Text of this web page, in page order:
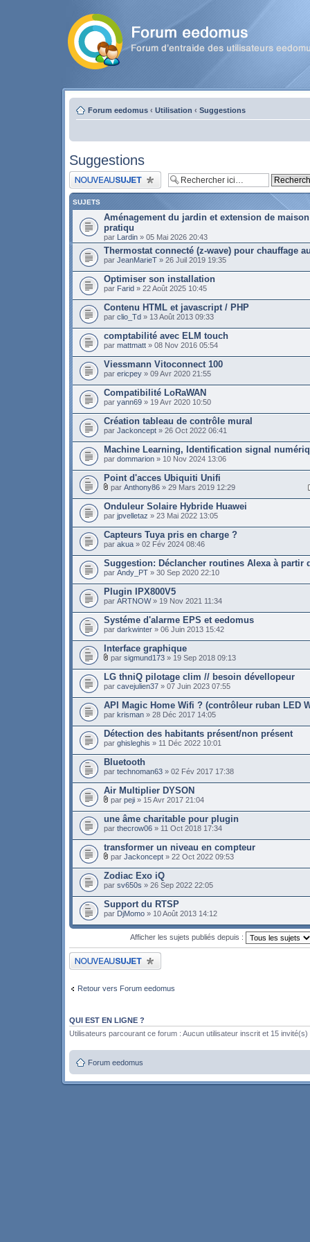
Forum eedomus ‹ Utilisation ‹ Suggestions
Suggestions
Publier un nouveau sujet
SUJETS
Aménagement du jardin et extension de
pratiqu
par Lardin » 05 Mai 2026 20:43
Thermostat connecté (z-wave) pour chauffage
par JeanMarieT » 26 Juil 2019 19:35
Optimiser son installation
par Farid » 22 Août 2025 10:45
Contenu HTML et javascript / PHP
par clio_Td » 13 Août 2013 09:33
comptabilité avec ELM touch
par mattmatt » 08 Nov 2016 05:54
Viessmann Vitoconnect 100
par ericpey » 09 Avr 2020 21:55
Compatibilité LoRaWAN
par yann69 » 19 Avr 2020 10:50
Création tableau de contrôle mural
par Jackoncept » 26 Oct 2022 06:41
Machine Learning, Identification signal
par dommarion » 10 Nov 2024 13:06
Point d'acces Ubiquiti Unifi
par Anthony86 » 29 Mars 2019 12:29
Onduleur Solaire Hybride Huawei
par jpvelletaz » 23 Mai 2022 13:05
Capteurs Tuya pris en charge ?
par akua » 02 Fév 2024 08:46
Suggestion: Déclancher routines Alexa à partir
par Andy_PT » 30 Sep 2020 22:10
Plugin IPX800V5
par ARTNOW» 19 Nov 2021 11:34
Systéme d'alarme EPS et eedomus
par darkwinter » 06 Juin 2013 15:42
Interface graphique
par sigmund173 » 19 Sep 2018 09:13
LG thniQ pilotage clim // besoin dévellopeur
par cavejulien37 » 07 Juin 2023 07:55
API Magic Home Wifi ? (contrôleur ruban LED
par krisman » 28 Déc 2017 14:05
Détection des habitants présent/non présent
par ghisleghis » 11 Déc 2022 10:01
Bluetooth
par technoman63 » 02 Fév 2017 17:38
Air Multiplier DYSON
par peji » 15 Avr 2017 21:04
une âme charitable pour plugin
par thecrow06 » 11 Oct 2018 17:34
transformer un niveau en compteur
par Jackoncept » 22 Oct 2022 09:53
Zodiac Exo iQ
par sv650s » 26 Sep 2022 22:05
Support du RTSP
par DjMomo » 10 Août 2013 14:12
Afficher les sujets publiés depuis :
Publier un nouveau sujet
Retour vers Forum eedomus
QUI EST EN LIGNE ?
Utilisateurs parcourant ce forum : Aucun utilisateur inscrit et 15 invité(s)
Forum eedomus